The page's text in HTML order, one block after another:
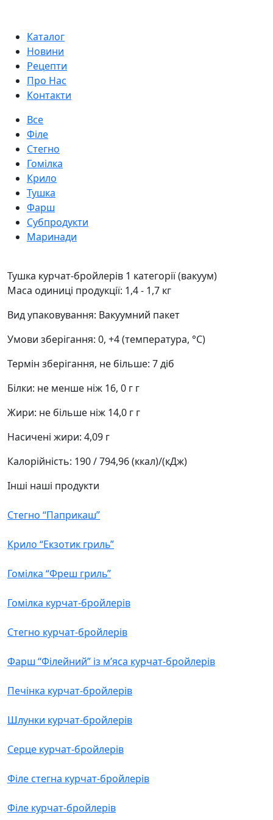
Каталог
Новини
Рецепти
Про Нас
Контакти
Все
Філе
Стегно
Гомілка
Крило
Тушка
Фарш
Субпродукти
Маринади
Тушка курчат-бройлерів 1 категорії (вакуум)
Маса одиниці продукції: 1,4 - 1,7 кг
Вид упаковування: Вакуумний пакет
Умови зберігання: 0, +4 (температура, °С)
Термін зберігання, не більше: 7 діб
Білки: не менше ніж 16, 0 г г
Жири: не більше ніж 14,0 г г
Насичені жири: 4,09 г
Калорійність: 190 / 794,96 (ккал)/(кДж)
Інші наші продукти
Стегно “Паприкаш”
Крило “Екзотик гриль”
Гомілка “Фреш гриль”
Гомілка курчат-бройлерів
Стегно курчат-бройлерів
Фарш “Філейний” із м’яса курчат-бройлерів
Печінка курчат-бройлерів
Шлунки курчат-бройлерів
Серце курчат-бройлерів
Філе стегна курчат-бройлерів
Філе курчат-бройлерів